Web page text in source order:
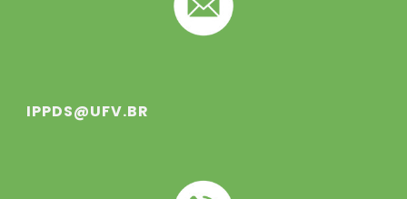
IPPDS@UFV.BR